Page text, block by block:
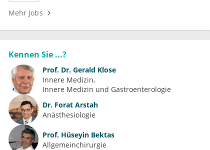
Mehr Jobs
Kennen Sie ...?
Prof. Dr. Gerald Klose
Innere Medizin
Innere Medizin und Gastroenterologie
Dr. Forat Arstah
Anästhesiologie
Prof. Hüseyin Bektas
Allgemeinchirurgie